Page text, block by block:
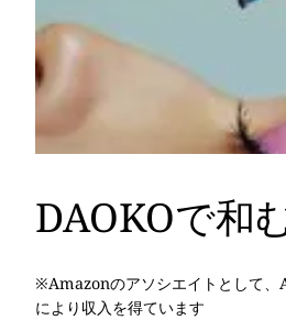
DAOKOで和
※Amazonのアソシエイトとして、
により収入を得ています